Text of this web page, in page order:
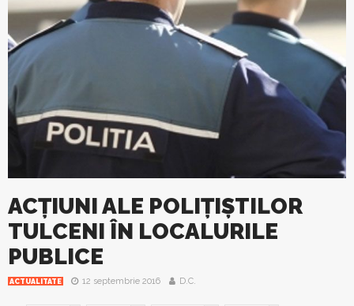
ACȚIUNI ALE POLIȚIȘTILOR
TULCENI ÎN LOCALURILE
PUBLICE
ACTUALITATE 12 septembrie 2016 D.C.